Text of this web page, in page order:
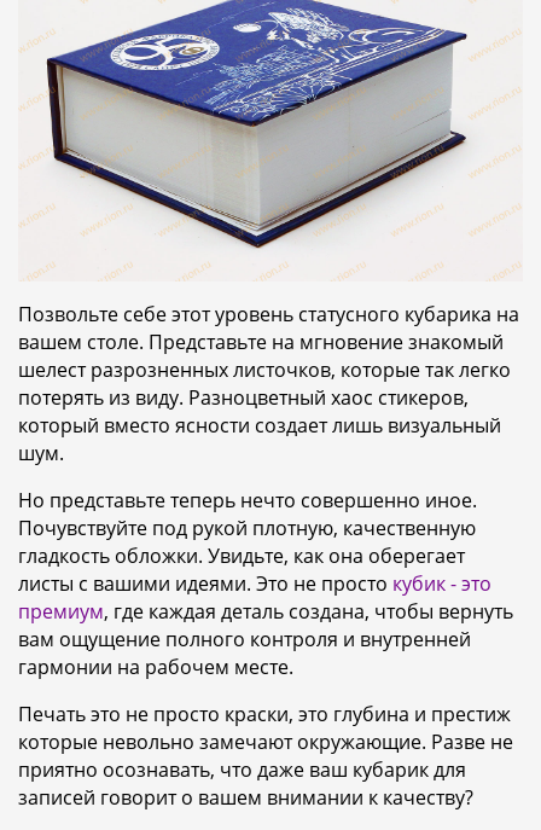
Позвольте себе этот уровень статусного кубарика на
вашем столе. Представьте на мгновение знакомый
шелест разрозненных листочков, которые так легко
потерять из виду. Разноцветный хаос стикеров,
который вместо ясности создает лишь визуальный
шум.
Но представьте теперь нечто совершенно иное.
Почувствуйте под рукой плотную, качественную
гладкость обложки. Увидьте, как она оберегает
листы с вашими идеями. Это не просто кубик - это
премиум, где каждая деталь создана, чтобы вернуть
вам ощущение полного контроля и внутренней
гармонии на рабочем месте.
Печать это не просто краски, это глубина и престиж
которые невольно замечают окружающие. Разве не
приятно осознавать, что даже ваш кубарик для
записей говорит о вашем внимании к качеству?